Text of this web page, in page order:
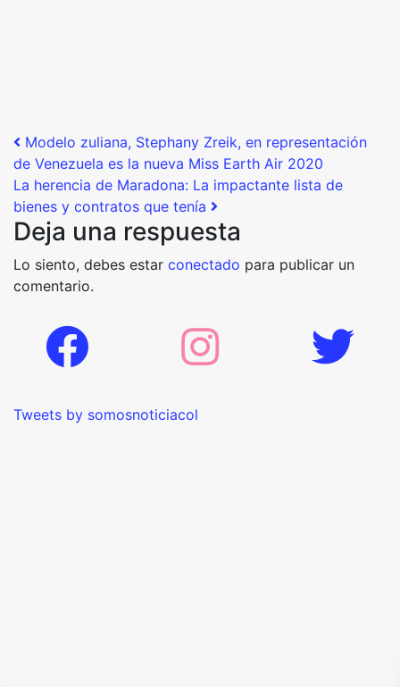
Post navigation
Modelo zuliana, Stephany Zreik, en representación
de Venezuela es la nueva Miss Earth Air 2020
La herencia de Maradona: La impactante lista de
bienes y contratos que tenía
Deja una respuesta
Lo siento, debes estar conectado para publicar un
comentario.
Tweets by somosnoticiacol